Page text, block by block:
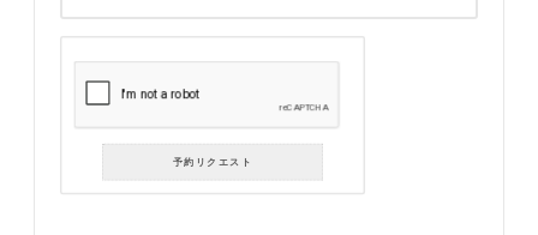
予約リクエスト